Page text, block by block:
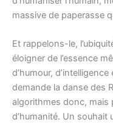
massive de paperasse
Et rappelons-le,
éloigner de l’essence
d’humour,
demande la danse des
algorithmes donc, mais
d’humanité. Un souhait